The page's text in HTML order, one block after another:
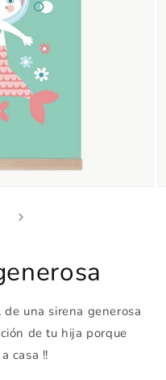
de una sirena generosa
de tu hija porque
casa !!